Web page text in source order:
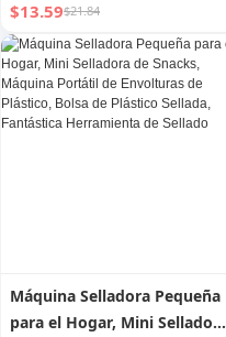
Hogar, Exhibición de
Almacenamiento de
Perfume, Difusor de
Fragancia, Exhibidor de
$13.59$21.84
Máquina Selladora Pequeña
para el Hogar, Mini Selladora